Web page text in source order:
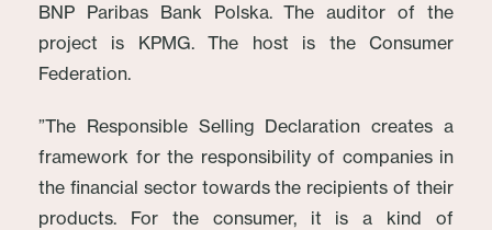
BNP Paribas Bank Polska. The auditor of the
project is KPMG. The host is the Consumer
Federation.
”The Responsible Selling Declaration creates a
framework for the responsibility of companies in
the financial sector towards the recipients of their
products. For the consumer, it is a kind of